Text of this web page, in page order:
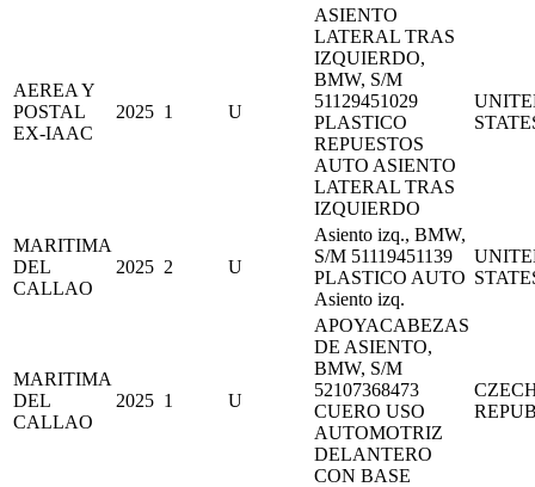
AEREA Y
POSTAL
EX-IAAC
2025 1 U
ASIENTO
LATERAL TRAS
IZQUIERDO,
BMW, S/M
51129451029
PLASTICO
REPUESTOS
AUTO ASIENTO
LATERAL TRAS
IZQUIERDO
MARITIMA
DEL
CALLAO
2025 2 U
Asiento izq., BMW,
S/M 51119451139
PLASTICO AUTO
Asiento izq.
MARITIMA
DEL
CALLAO
2025 1 U
APOYACABEZAS
DE ASIENTO,
BMW, S/M
52107368473
CUERO USO
AUTOMOTRIZ
DELANTERO
CON BASE